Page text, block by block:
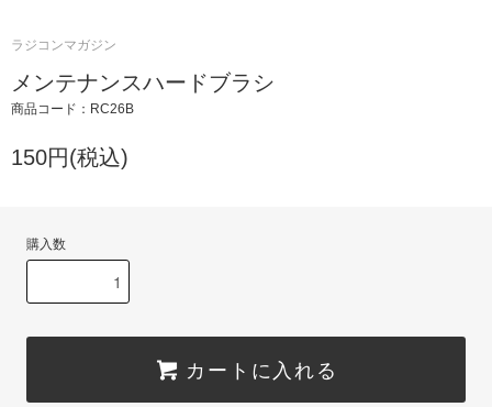
ラジコンマガジン
メンテナンスハードブラシ
商品コード：RC26B
150円(税込)
購入数
カートに入れる